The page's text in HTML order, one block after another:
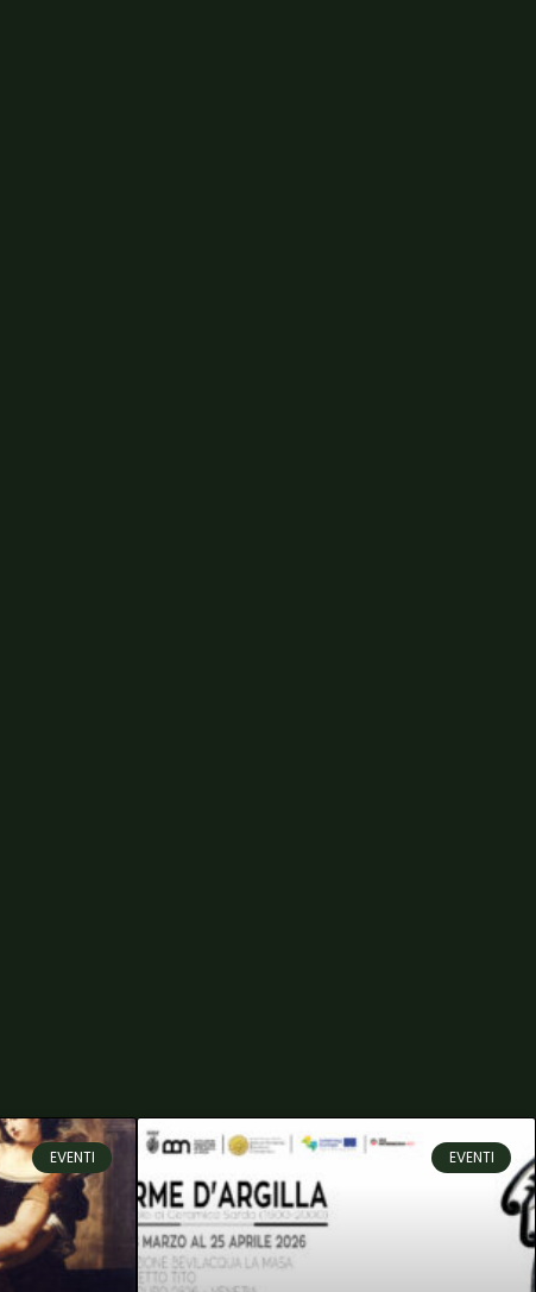
EVENTI EVENTI